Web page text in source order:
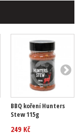
BBQ koření Hunters
Stew 115g
249 Kč